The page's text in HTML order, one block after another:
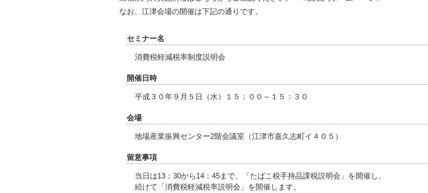
なお、江津会場の開催は下記の通りです。
セミナー名
消費税軽減税率制度説明会
開催日時
平成３０年９月５日（水）１５：００～１５：３０
会場
地場産業振興センター2階会議室（江津市嘉久志町イ４０５）
留意事項
当日は13：30から14：45まで、「たばこ税手持品課税説明会」を開催し、
続けて「消費税軽減税率説明会」を開催します。